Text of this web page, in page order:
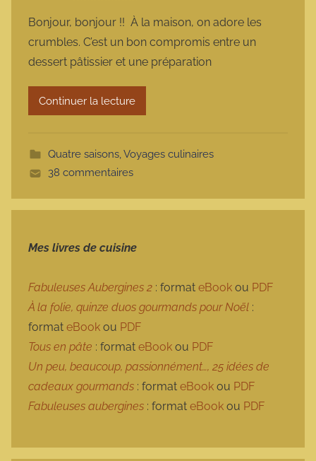
r
m
a
r
t
Bonjour, bonjour !! À la maison, on adore les
crumbles. C’est un bon compromis entre un
dessert pâtissier et une préparation
Continuer la lecture
Quatre saisons,Voyages culinaires
38 commentaires
Mes livres de cuisine
Fabuleuses Aubergines 2 : format eBook ou PDF
À la folie, quinze duos gourmands pour Noël :
format eBook ou PDF
Tous en pâte : format eBook ou PDF
Un peu, beaucoup, passionnément…, 25 idées de
cadeaux gourmands : format eBook ou PDF
Fabuleuses aubergines : format eBook ou PDF